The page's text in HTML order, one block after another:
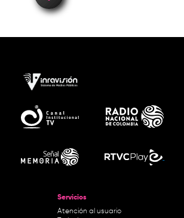
Servicios
Atención al usuario